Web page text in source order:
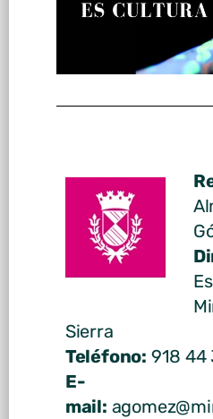
Sierra
Teléfono: 918 44
E-
mail: